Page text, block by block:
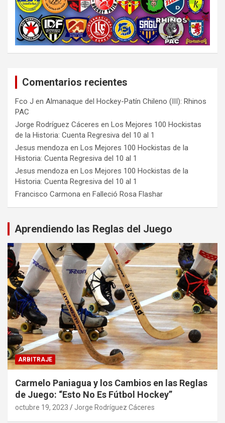
Comentarios recientes
Fco J en Almanaque del Hockey-Patín Chileno (III): Rhinos
PAC
Jorge Rodríguez Cáceres en Los Mejores 100 Hockistas
de la Historia: Cuenta Regresiva del 10 al 1
Jesus mendoza en Los Mejores 100 Hockistas de la
Historia: Cuenta Regresiva del 10 al 1
Jesus mendoza en Los Mejores 100 Hockistas de la
Historia: Cuenta Regresiva del 10 al 1
Francisco Carmona en Falleció Rosa Flashar
Aprendiendo las Reglas del Juego
ARBITRAJE
Carmelo Paniagua y los Cambios en las Reglas
de Juego: “Esto No Es Fútbol Hockey”
octubre 19, 2023 Jorge Rodríguez Cáceres